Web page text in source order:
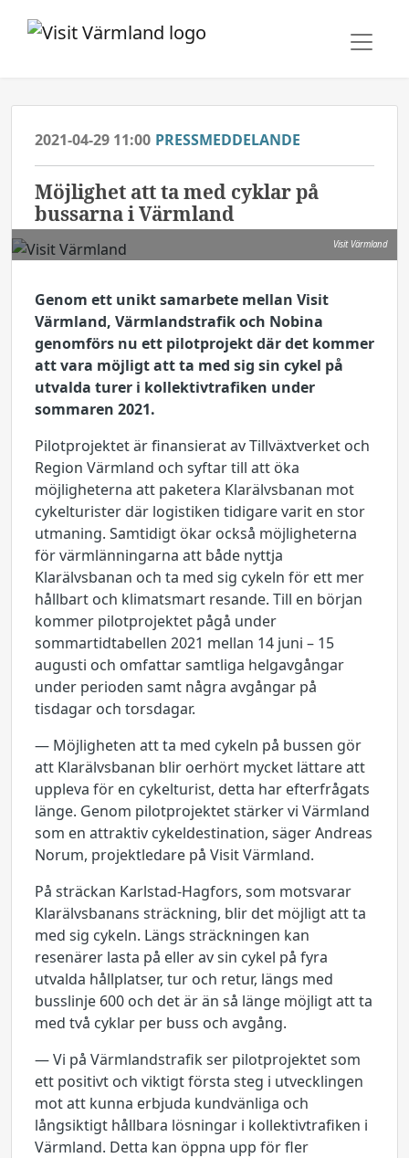
2021-04-29 11:00 PRESSMEDDELANDE
Möjlighet att ta med cyklar på
bussarna i Värmland
Visit Värmland
Genom ett unikt samarbete mellan Visit
Värmland, Värmlandstrafik och Nobina
genomförs nu ett pilotprojekt där det kommer
att vara möjligt att ta med sig sin cykel på
utvalda turer i kollektivtrafiken under
sommaren 2021.
Pilotprojektet är finansierat av Tillväxtverket och
Region Värmland och syftar till att öka
möjligheterna att paketera Klarälvsbanan mot
cykelturister där logistiken tidigare varit en stor
utmaning. Samtidigt ökar också möjligheterna
för värmlänningarna att både nyttja
Klarälvsbanan och ta med sig cykeln för ett mer
hållbart och klimatsmart resande. Till en början
kommer pilotprojektet pågå under
sommartidtabellen 2021 mellan 14 juni – 15
augusti och omfattar samtliga helgavgångar
under perioden samt några avgångar på
tisdagar och torsdagar.
— Möjligheten att ta med cykeln på bussen gör
att Klarälvsbanan blir oerhört mycket lättare att
uppleva för en cykelturist, detta har efterfrågats
länge. Genom pilotprojektet stärker vi Värmland
som en attraktiv cykeldestination, säger Andreas
Norum, projektledare på Visit Värmland.
På sträckan Karlstad-Hagfors, som motsvarar
Klarälvsbanans sträckning, blir det möjligt att ta
med sig cykeln. Längs sträckningen kan
resenärer lasta på eller av sin cykel på fyra
utvalda hållplatser, tur och retur, längs med
busslinje 600 och det är än så länge möjligt att ta
med två cyklar per buss och avgång.
— Vi på Värmlandstrafik ser pilotprojektet som
ett positivt och viktigt första steg i utvecklingen
mot att kunna erbjuda kundvänliga och
långsiktigt hållbara lösningar i kollektivtrafiken i
Värmland. Detta kan öppna upp för fler